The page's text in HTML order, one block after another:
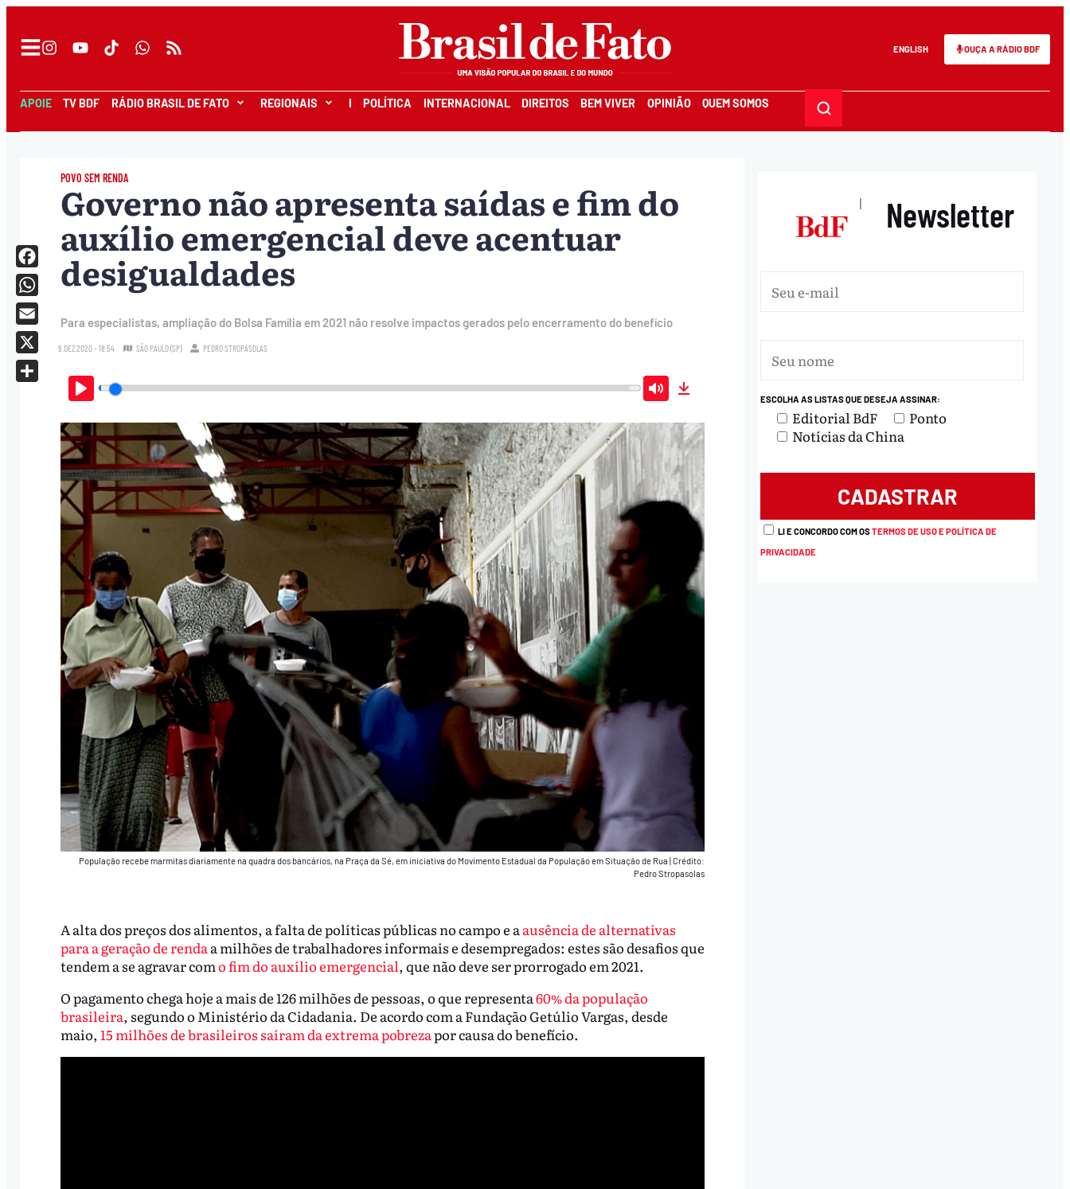
ENGLISH OUÇA A RÁDIO BDF
APOIE TV BDF RÁDIO BRASIL DE FATO REGIONAIS I POLÍTICA INTERNACIONAL DIREITOS BEM VIVER OPINIÃO QUEM SOMOS
POVO SEM RENDA
Governo não apresenta saídas e fim do
auxílio emergencial deve acentuar
desigualdades
Para especialistas, ampliação do Bolsa Família em 2021 não resolve impactos gerados pelo encerramento do benefício
9.DEZ.2020 - 18:54 SÃO PAULO (SP) PEDRO STROPASOLAS
Play Mute
População recebe marmitas diariamente na quadra dos bancários, na Praça da Sé, em iniciativa do Movimento Estadual da População em Situação de Rua |Crédito:
Pedro Stropasolas
A alta dos preços dos alimentos, a falta de políticas públicas no campo e aausência de alternativas
para a geração de rendaa milhões de trabalhadores informais e desempregados: estes são desafios que
tendem a se agravar como fim do auxílio emergencial, que não deve ser prorrogado em 2021.
O pagamento chega hoje a mais de 126 milhões de pessoas, o que representa60% da população
brasileira, segundo o Ministério da Cidadania. De acordo com a Fundação Getúlio Vargas, desde
maio, 15 milhões de brasileiros saíram da extrema pobrezapor causa do benefício.
Facebook
WhatsApp
Email
X
| Newsletter
ESCOLHA AS LISTAS QUE DESEJA ASSINAR:
Editorial BdF
Ponto
Notícias da China
LI E CONCORDO COM OSTERMOS DE USO E POLÍTICA DE
PRIVACIDADE